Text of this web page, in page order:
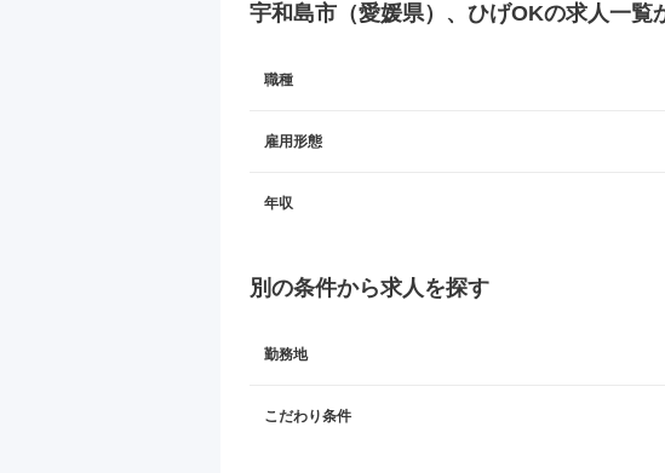
宇和島市（愛媛県）、ひげOKの求人一覧
職種
雇用形態
年収
別の条件から求人を探す
勤務地
こだわり条件